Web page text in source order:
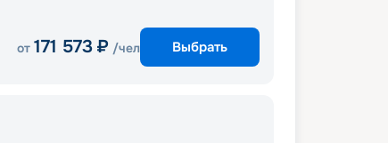
от 171 573 ₽ /чел Выбрать